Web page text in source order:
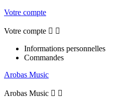
Votre compte
Votre compte  
Informations personnelles
Commandes
Arobas Music
Arobas Music  